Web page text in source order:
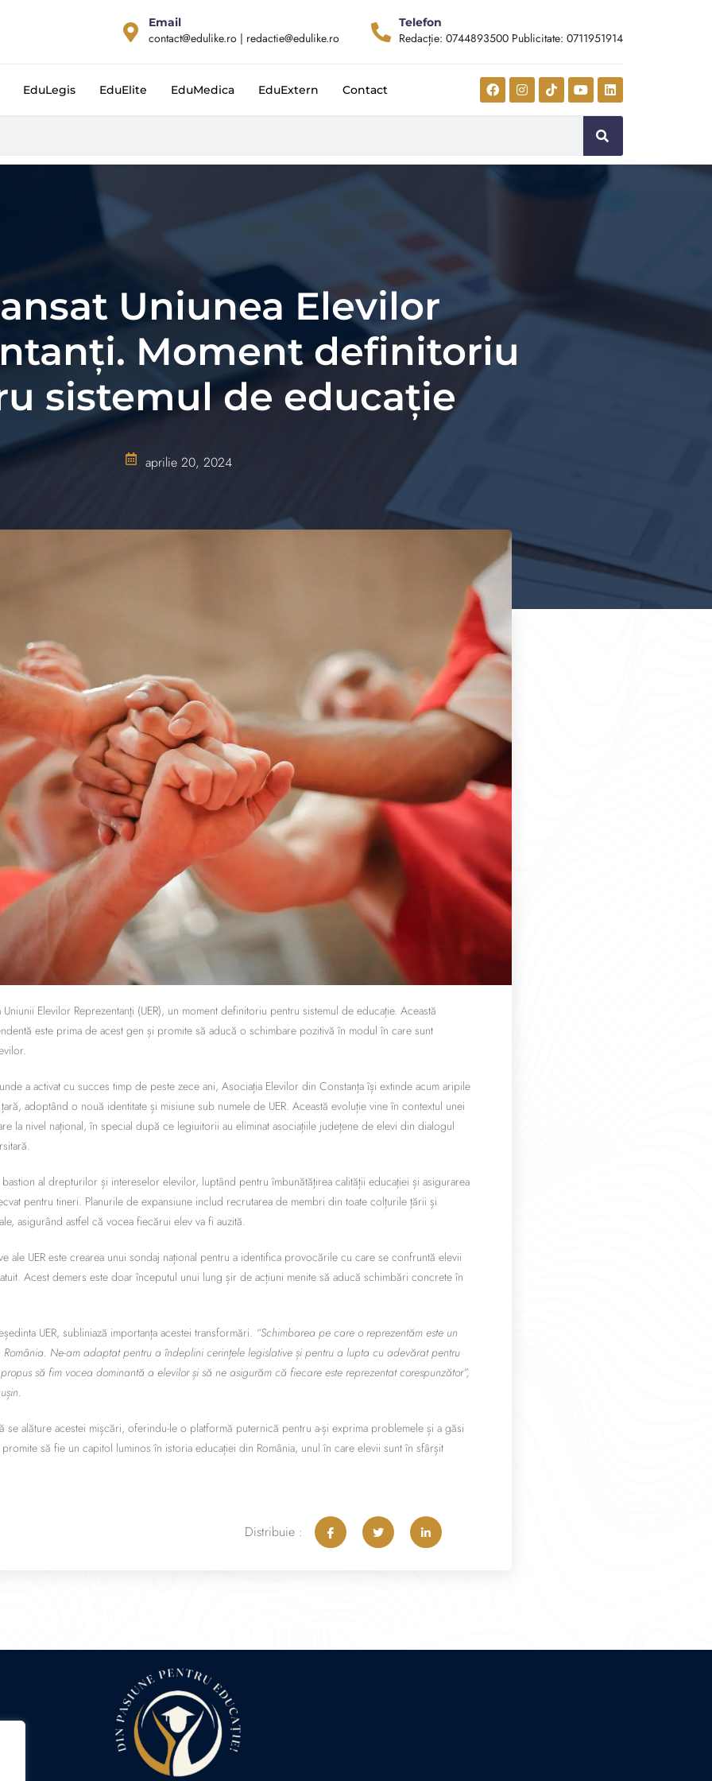
Email
contact@edulike.ro | redactie@edulike.ro
Telefon
Redacție: 0744893500 Publicitate: 0711951914
EduLegis EduElite EduMedica EduExtern Contact
Uniunea Elevilor
Moment definitoriu
sistemul de educație
aprilie 20, 2024
Uniunii Elevilor Reprezentanţi (UER), un moment definitoriu pentru sistemul de educație. Această
este prima de acest gen și promite să aducă o schimbare pozitivă în modul în care sunt
a activat cu succes timp de peste zece ani, Asociația Elevilor din Constanța își extinde acum aripile
adoptând o nouă identitate și misiune sub numele de UER. Această evoluție vine în contextul unei
la nivel național, în special după ce legiuitorii au eliminat asociațiile județene de elevi din dialogul
al drepturilor și intereselor elevilor, luptând pentru îmbunătățirea calității educației și asigurarea
pentru tineri. Planurile de expansiune includ recrutarea de membri din toate colțurile țării și
asigurând astfel că vocea fiecărui elev va fi auzită.
ale UER este crearea unui sondaj național pentru a identifica provocările cu care se confruntă elevii
Acest demers este doar începutul unui lung șir de acțiuni menite să aducă schimbări concrete în
UER, subliniază importanța acestei transformări. “Schimbarea pe care o reprezentăm este un
Ne-am adaptat pentru a îndeplini cerințele legislative și pentru a lupta cu adevărat pentru
să fim vocea dominantă a elevilor și să ne asigurăm că fiecare este reprezentat corespunzător”,
se alăture acestei mișcări, oferindu-le o platformă puternică pentru a-și exprima problemele și a găsi
să fie un capitol luminos în istoria educației din România, unul în care elevii sunt în sfârșit
Distribuie :